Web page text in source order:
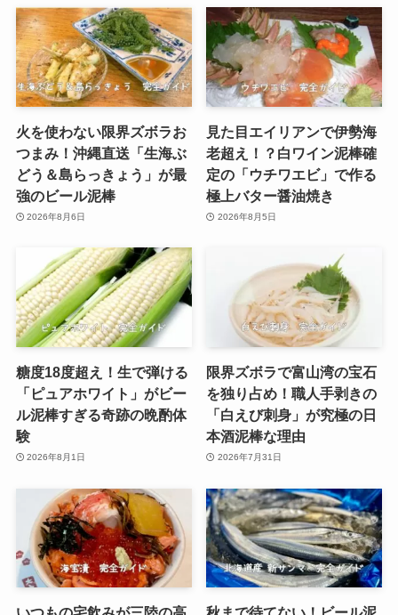
火を使わない限界ズボラお
つまみ！沖縄直送「生海ぶ
どう＆島らっきょう」が最
強のビール泥棒
2026年8月6日
見た目エイリアンで伊勢海
老超え！？白ワイン泥棒確
定の「ウチワエビ」で作る
極上バター醤油焼き
2026年8月5日
糖度18度超え！生で弾ける
「ピュアホワイト」がビー
ル泥棒すぎる奇跡の晩酌体
験
2026年8月1日
限界ズボラで富山湾の宝石
を独り占め！職人手剥きの
「白えび刺身」が究極の日
本酒泥棒な理由
2026年7月31日